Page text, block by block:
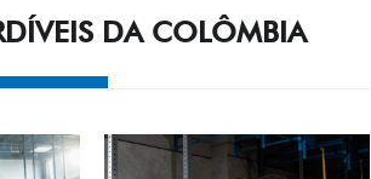
DA COLÔMBIA